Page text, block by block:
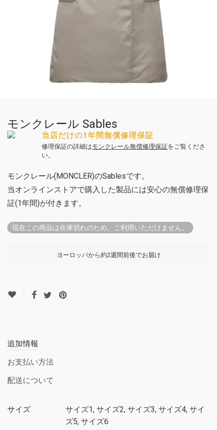
モンクレール Sables
当店だけの1年間無償修理保証
修理保証の詳細はモンクレール無償修理保証をご覧くださ
い。
モンクレール(MONCLER)のSablesです。
当オンラインストアで購入した製品には安心の無償修理保
証(1年間)が付きます。
現在この商品は在庫切れのため、ご利用いただけません。
ヨーロッパから約2週間前後でお届け
追加情報
お支払い方法
配送について
サイズ
サイズ1, サイズ2, サイズ3, サイズ4, サイ
ズ5, サイズ6